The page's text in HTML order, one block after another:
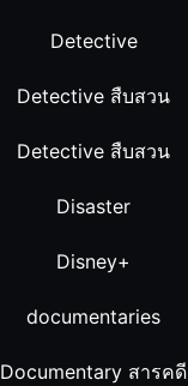
Detective
Detective สืบสวน
Detective สืบสวน
Disaster
Disney+
documentaries
Documentary สารคดี